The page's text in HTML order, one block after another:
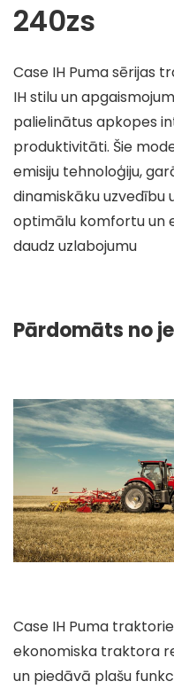
240zs
Case IH Puma sērijas
IH stilu un
palielinātus apkopes
produktivitāti. Šie
emisiju tehnoloģiju,
dinamiskāku uzvedību
optimālu komfortu un
daudz uzlabojumu
Pārdomāts no
Case IH Puma
ekonomiska traktora
un piedāvā plašu